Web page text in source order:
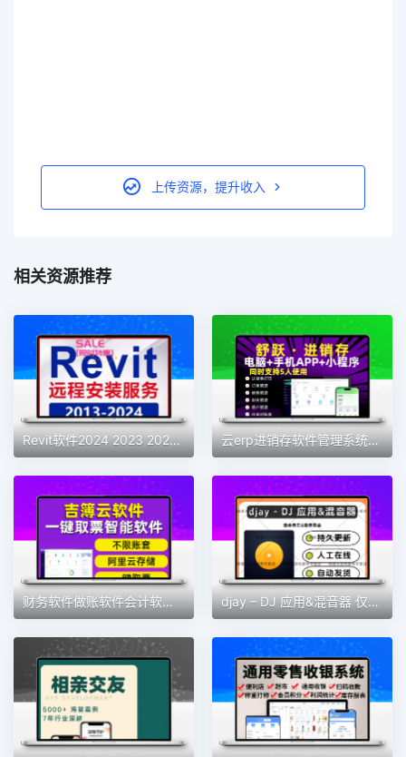
上传资源，提升收入
相关资源推荐
Revit软件2024 2023 2022 2021 2019 2018 2016BIM安装族库远程包 云erp进销存软件管理系统仓库库存管理系统送货单管理系统永久
财务软件做账软件会计软件记账软件财务系统会计神器新款财务软件 djay – DJ 应用&混音器 仅支持MAC 软件素材